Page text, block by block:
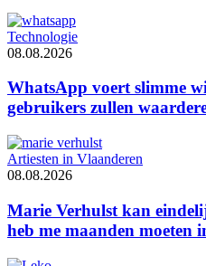
Technologie
08.08.2026
WhatsApp voert slimme
gebruikers zullen
Artiesten in Vlaanderen
08.08.2026
Marie Verhulst kan
heb me maanden moeten